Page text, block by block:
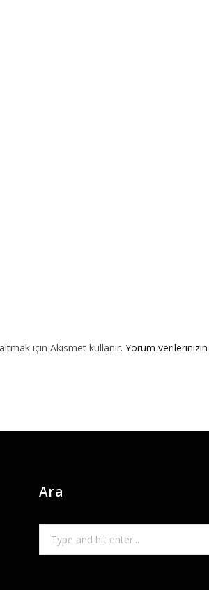
için Akismet kullanır. Yorum
Ara